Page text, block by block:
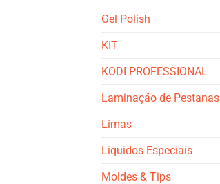
Gel Polish
KIT
KODI PROFESSIONAL
Laminação de Pestanas
Limas
Liquidos Especiais
Moldes & Tips